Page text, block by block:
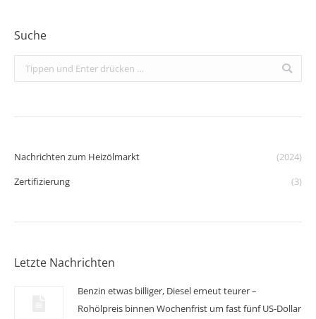
Suche
Search:
Nachrichten zum Heizölmarkt
(2024)
Zertifizierung
(3)
Letzte Nachrichten
Benzin etwas billiger, Diesel erneut teurer –
Rohölpreis binnen Wochenfrist um fast fünf US-Dollar